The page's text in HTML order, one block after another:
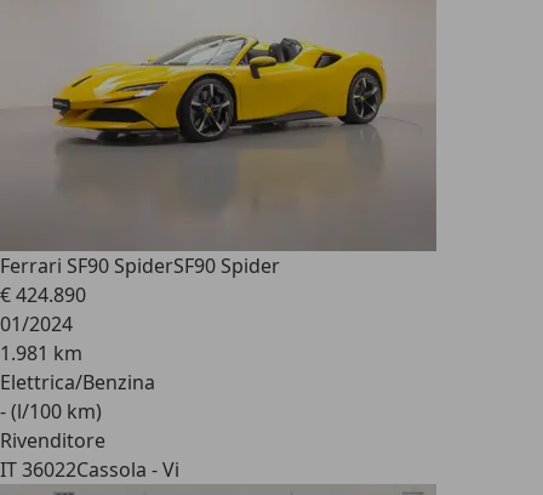
Ferrari SF90 SpiderSF90 Spider
€ 424.890
01/2024
1.981 km
Elettrica/Benzina
- (l/100 km)
Rivenditore
IT 36022Cassola - Vi